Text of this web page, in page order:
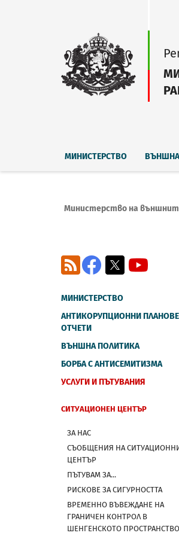
МИНИСТЕРСТВО
Министерство на
Facebook
X
RSS
МИНИСТЕРСТВО
АНТИКОРУПЦИОННИ
ОТЧЕТИ
ВЪНШНА ПОЛИТИКА
БОРБА С АНТИСЕМИТИЗМА
УСЛУГИ И ПЪТУВАНИЯ
СИТУАЦИОНЕН ЦЕНТЪР
ЗА НАС
СЪОБЩЕНИЯ НА
ЦЕНТЪР
ПЪТУВАМ ЗА...
РИСКОВЕ ЗА СИГУРНОСТТА
ВРЕМЕННО ВЪВЕЖДАНЕ НА
ГРАНИЧЕН КОНТРОЛ В
ШЕНГЕНСКОТО ПРОСТРАНСТВО